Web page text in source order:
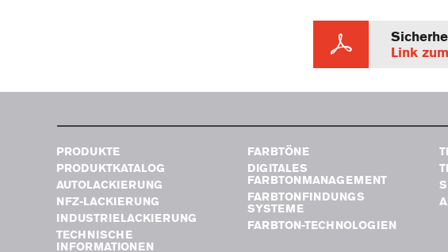
Link
PRODUKTE
PRODUKTKATALOG
AUTOLACKIERUNG
NFZ-LACKIERUNG
INDUSTRIELACKIERUNG
TECHNISCHE
INFORMATIONEN
FARBTÖNE
DIGITALES
FARBTONMANAGEMENT
FARBTONFINDUNGS
SYSTEME
FARBTON-TECHNOLOGIEN